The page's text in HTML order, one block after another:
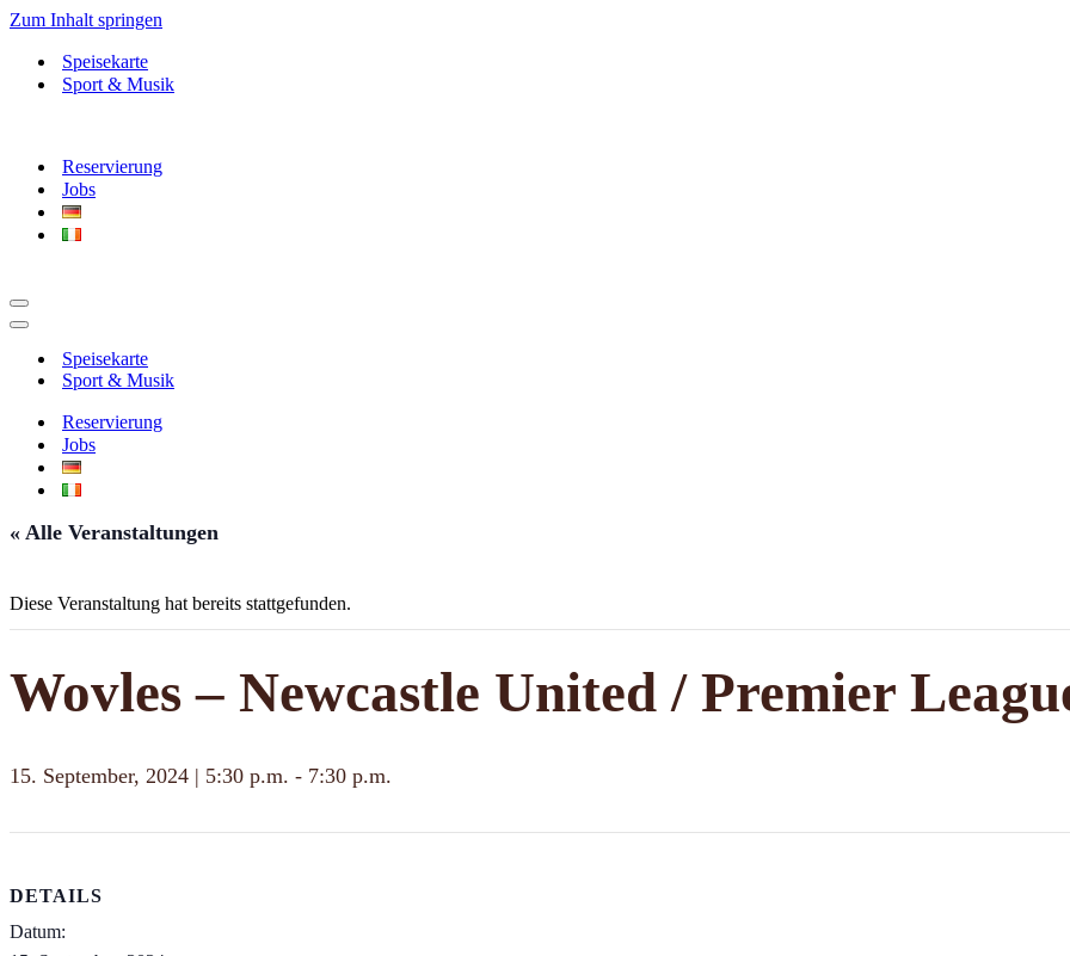
Zum Inhalt springen
Speisekarte
Sport & Musik
Reservierung
Jobs
Navigationsmenü
Navigationsmenü
Speisekarte
Sport & Musik
Reservierung
Jobs
« Alle Veranstaltungen
Diese Veranstaltung hat bereits stattgefunden.
Wovles – Newcastle United / Premier
15. September, 2024 | 5:30 p.m. - 7:30 p.m.
DETAILS
Datum: